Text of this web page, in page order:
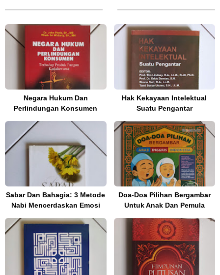
Negara Hukum Dan
Perlindungan Konsumen
Hak Kekayaan Intelektual
Suatu Pengantar
Sabar Dan Bahagia: 3 Metode
Nabi Mencerdaskan Emosi
Doa-Doa Pilihan Bergambar
Untuk Anak Dan Pemula